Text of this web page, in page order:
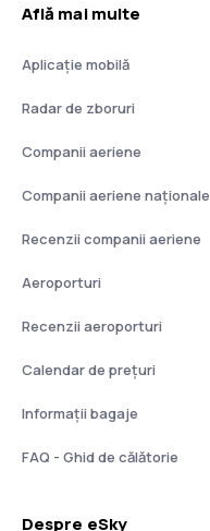
Află mai multe
Aplicație mobilă
Radar de zboruri
Companii aeriene
Companii aeriene naţionale
Recenzii companii aeriene
Aeroporturi
Recenzii aeroporturi
Calendar de prețuri
Informații bagaje
FAQ - Ghid de călătorie
Despre eSky